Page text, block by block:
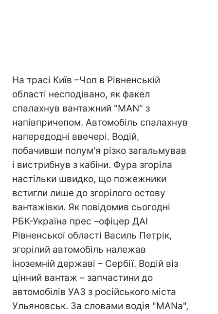
На трасі Київ –Чоп в Рівненській
області несподівано, як факел
спалахнув вантажний "MAN" з
напівпричепом. Автомобіль спалахнув
напередодні ввечері. Водій,
побачивши полум'я різко загальмував
i вистрибнув з кабіни. Фура згоріла
настільки швидко, що пожежники
встигли лише до згорілого остову
вантажівки. Як повідомив сьогодні
РБК-Україна прес –офіцер ДАІ
Рівненської області Василь Петрік,
згорілий автомобіль належав
іноземній державі – Сербії. Водій віз
цінний вантаж – запчастини до
автомобілів УАЗ з російського міста
Ульяновськ. За словами водія "MANa",